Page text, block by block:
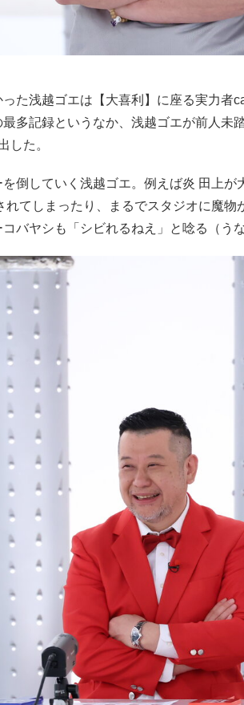
た浅越ゴエは【大喜利】に座る実力
多記録というなか、浅越ゴエが前人未
した。
倒していく浅越ゴエ。例えば炎 田上
てしまったり、まるでスタジオに魔物
バヤシも「シビれるねえ」と唸る（う